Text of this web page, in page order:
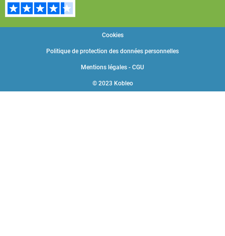
© 2023 Kobleo
Mentions légales - CGU
Politique de protection des données personnelles
Cookies